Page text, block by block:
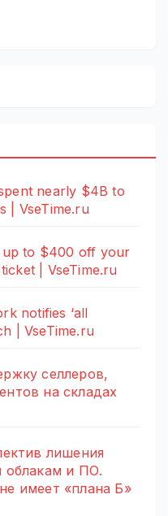
nearly $4B to
| VseTime.ru
up to $400 off your
| VseTime.ru
notifies ‘all
| VseTime.ru
селлеров,
на складах
лишения
облакам и ПО.
имеет «плана Б»